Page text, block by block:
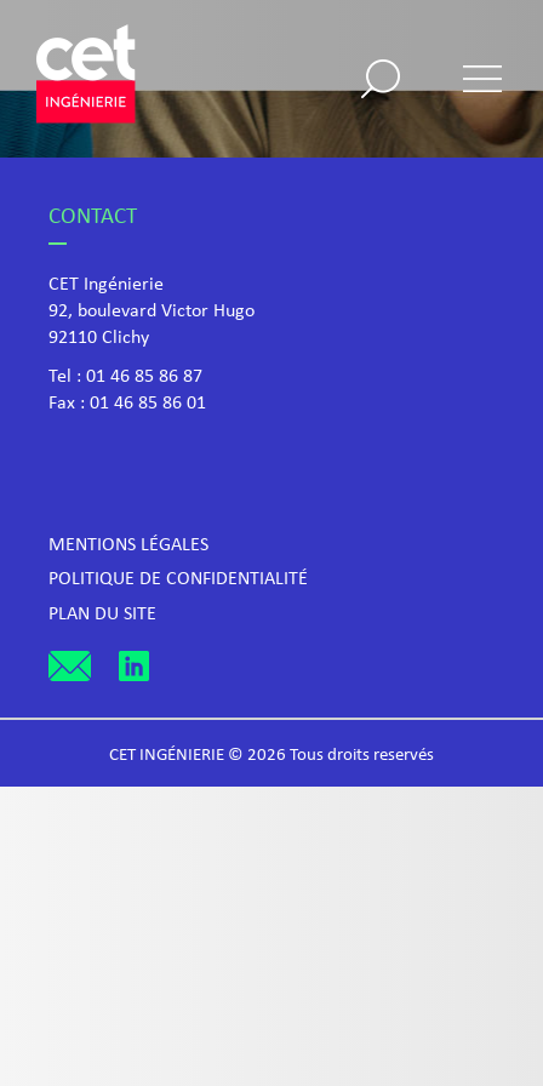
CONTACT
CET Ingénierie
92, boulevard Victor Hugo
​92110 Clichy
Tel : 01 46 85 86 87
Fax : 01 46 85 86 01
MENTIONS LÉGALES
POLITIQUE DE CONFIDENTIALITÉ
PLAN DU SITE
CET INGÉNIERIE © 2026 Tous droits reservés